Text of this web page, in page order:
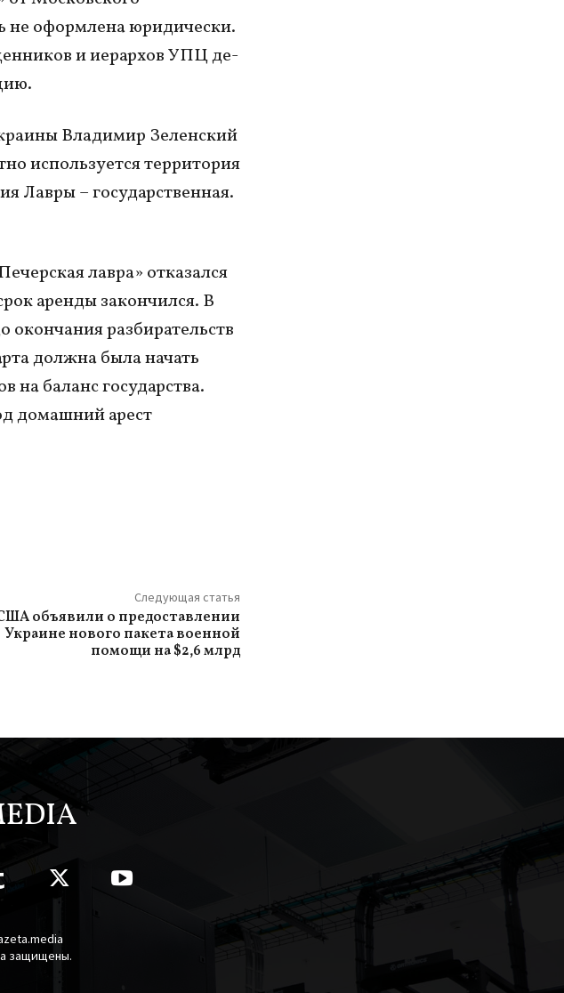
не оформлена юридически.
и иерархов УПЦ де-
Владимир Зеленский
используется территория
Лавры – государственная.
лавра» отказался
аренды закончился. В
разбирательств
должна была начать
на баланс государства.
домашний арест
Следующая статья
объявили о предоставлении
Украине нового пакета военной
помощи на $2,6 млрд
защищены.